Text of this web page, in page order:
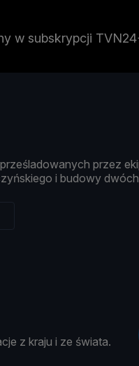
w subskrypcji
prześladowanych przez
skiego i budowy dwóch
z kraju i ze świata.